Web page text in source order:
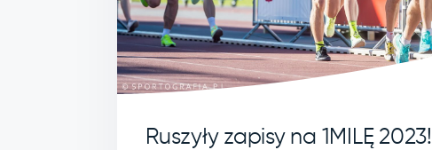
Ruszyły zapisy na 1MILĘ 2023!